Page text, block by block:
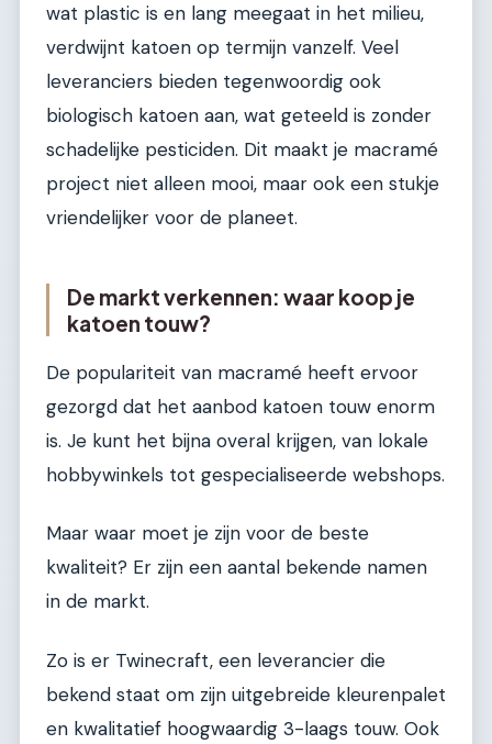
wat plastic is en lang meegaat in het milieu,
verdwijnt katoen op termijn vanzelf. Veel
leveranciers bieden tegenwoordig ook
biologisch katoen aan, wat geteeld is zonder
schadelijke pesticiden. Dit maakt je macramé
project niet alleen mooi, maar ook een stukje
vriendelijker voor de planeet.
De markt verkennen: waar koop je
katoen touw?
De populariteit van macramé heeft ervoor
gezorgd dat het aanbod katoen touw enorm
is. Je kunt het bijna overal krijgen, van lokale
hobbywinkels tot gespecialiseerde webshops.
Maar waar moet je zijn voor de beste
kwaliteit? Er zijn een aantal bekende namen
in de markt.
Zo is er Twinecraft, een leverancier die
bekend staat om zijn uitgebreide kleurenpalet
en kwalitatief hoogwaardig 3-laags touw. Ook